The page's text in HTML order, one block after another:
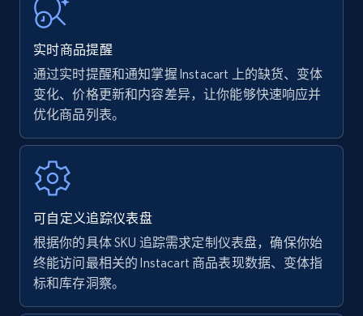
URL, Product name, Product rating, Product
rating object, Product rating max, Rating,
Author name, Asin, and more.
7.4K+ 872+ 立即开始
Walmart - products
Specifications, Image urls, Top reviews, and
more.
5.6K+
实时商品提醒
通过实时提醒和通知掌握 Instacart 上的缺货、变体
变化、价格更新和内容差异，让你能够快速响应并
优化商品列表。
可自定义追踪仪表盘
根据你的具体 SKU 追踪需求定制仪表盘，确保你始
终能访问最相关的 Instacart 商品表现数据、变体指
标和库存洞察。